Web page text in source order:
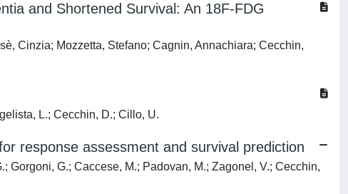
and Shortened Survival: An 18F-FDG
Cinzia; Mozzetta, Stefano; Cagnin, Annachiara; Cecchin,
L.; Cecchin, D.; Cillo, U.
response assessment and survival prediction
Gorgoni, G.; Caccese, M.; Padovan, M.; Zagonel, V.; Cecchin,